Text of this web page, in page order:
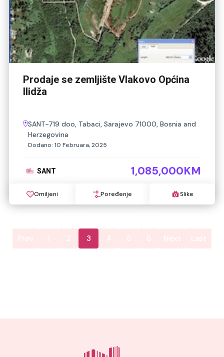
Prodaje se zemljište Vlakovo Općina
Ilidža
SANT-719 doo, Tabaci, Sarajevo 71000, Bosnia and
Herzegovina
Dodano: 10 Februara, 2025
SANT 1,085,000KM
Omiljeni Poređenje Slike
3